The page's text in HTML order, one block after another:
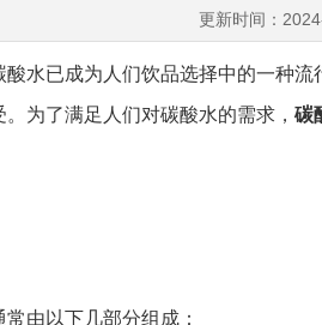
更新时间：
已成为人们饮品选择中的一种流
为了满足人们对碳酸水的需求， 碳
由以下几部分组成：